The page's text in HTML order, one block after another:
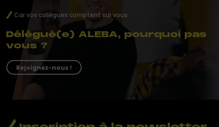
Car vos collègues comptent sur vous
Délégué(e) ALEBA, pourquoi pas
vous ?
Rejoignez-nous !